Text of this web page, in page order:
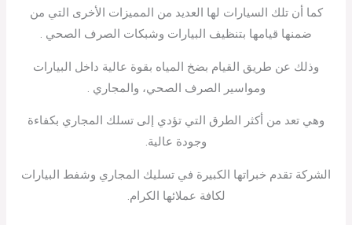
كما أن تلك السيارات لها العديد من المميزات الأخرى التي من
ضمنها قيامها بتنظيف البيارات وشبكات الصرف الصحي .
وذلك عن طريق القيام بضخ المياه بقوة عالية داخل البيارات
ومواسير الصرف الصحي، والمجاري .
وهي تعد من أكثر الطرق التي تؤدي إلى تسلك المجاري بكفاءة
وجودة عالية.
الشركة تقدم خبراتها الكبيرة في تسليك المجاري وشفط البيارات
لكافة عملائها الكرام.